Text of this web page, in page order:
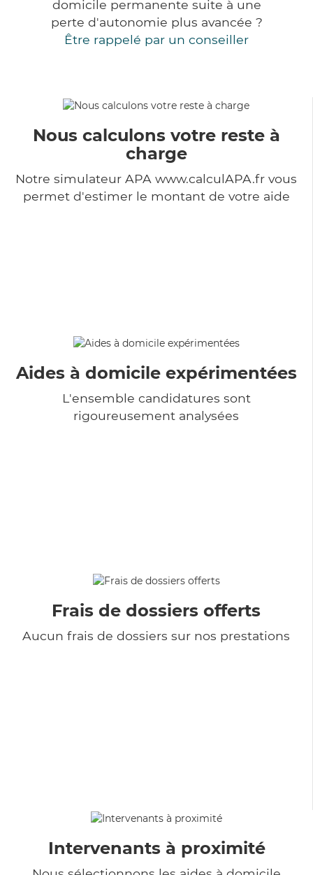
domicile permanente suite à une
perte d'autonomie plus avancée ?
Être rappelé par un conseiller
Nous calculons votre reste à
charge
Notre simulateur APA www.calculAPA.fr vous
permet d'estimer le montant de votre aide
Aides à domicile expérimentées
L'ensemble candidatures sont
rigoureusement analysées
Frais de dossiers offerts
Aucun frais de dossiers sur nos prestations
Intervenants à proximité